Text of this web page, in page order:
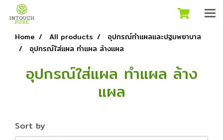
Home All products
อุปกรณ์ทำแผลและปฐมพยาบาล
อุปกรณ์ใส่แผล ทำแผล ล้างแผล
อุปกรณ์ใส่แผล ทำแผล ล้าง
แผล
Sort by